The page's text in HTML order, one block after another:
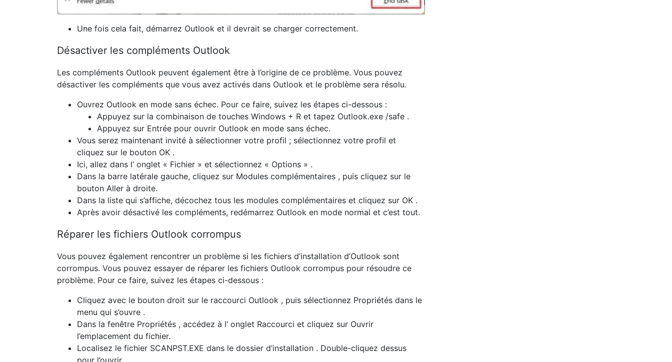
Une fois cela fait, démarrez Outlook et il devrait se charger correctement.
Désactiver les compléments Outlook
Les compléments Outlook peuvent également être à l’origine de ce problème. Vous pouvez
désactiver les compléments que vous avez activés dans Outlook et le problème sera résolu.
Ouvrez Outlook en mode sans échec. Pour ce faire, suivez les étapes ci-dessous :
Appuyez sur la combinaison de touches Windows + R et tapez Outlook.exe /safe .
Appuyez sur Entrée pour ouvrir Outlook en mode sans échec.
Vous serez maintenant invité à sélectionner votre profil ; sélectionnez votre profil et
cliquez sur le bouton OK .
Ici, allez dans l’ onglet « Fichier » et sélectionnez « Options » .
Dans la barre latérale gauche, cliquez sur Modules complémentaires , puis cliquez sur le
bouton Aller à droite.
Dans la liste qui s’affiche, décochez tous les modules complémentaires et cliquez sur OK .
Après avoir désactivé les compléments, redémarrez Outlook en mode normal et c’est tout.
Réparer les fichiers Outlook corrompus
Vous pouvez également rencontrer un problème si les fichiers d’installation d’Outlook sont
corrompus. Vous pouvez essayer de réparer les fichiers Outlook corrompus pour résoudre ce
problème. Pour ce faire, suivez les étapes ci-dessous :
Cliquez avec le bouton droit sur le raccourci Outlook , puis sélectionnez Propriétés dans le
menu qui s’ouvre .
Dans la fenêtre Propriétés , accédez à l’ onglet Raccourci et cliquez sur Ouvrir
l’emplacement du fichier.
Localisez le fichier SCANPST.EXE dans le dossier d’installation . Double-cliquez dessus